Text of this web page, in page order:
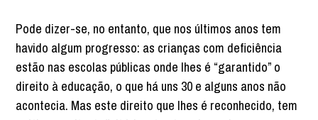
Pode dizer-se, no entanto, que nos últimos anos tem
havido algum progresso: as crianças com deficiência
estão nas escolas públicas onde lhes é “garantido” o
direito à educação, o que há uns 30 e alguns anos não
acontecia. Mas este direito que lhes é reconhecido, tem